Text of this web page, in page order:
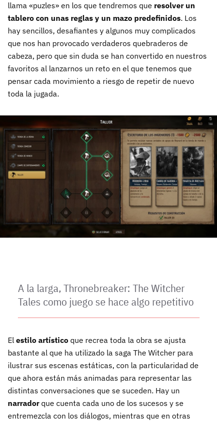
llama «puzles» en los que tendremos que resolver un
tablero con unas reglas y un mazo predefinidos. Los
hay sencillos, desafiantes y algunos muy complicados
que nos han provocado verdaderos quebraderos de
cabeza, pero que sin duda se han convertido en nuestros
favoritos al lanzarnos un reto en el que tenemos que
pensar cada movimiento a riesgo de repetir de nuevo
toda la jugada.
A la larga, Thronebreaker: The Witcher
Tales como juego se hace algo repetitivo
El estilo artístico que recrea toda la obra se ajusta
bastante al que ha utilizado la saga The Witcher para
ilustrar sus escenas estáticas, con la particularidad de
que ahora están más animadas para representar las
distintas conversaciones que se suceden. Hay un
narradorque cuenta cada uno de los sucesos y se
entremezcla con los diálogos, mientras que en otras